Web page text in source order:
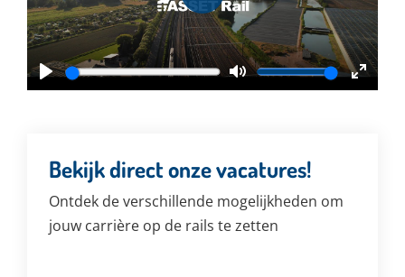
Play Mute
Enter
Play
Bekijk direct onze vacatures!
Ontdek de verschillende mogelijkheden om
jouw carrière op de rails te zetten